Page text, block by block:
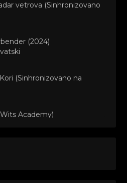
vetrova (Sinhronizovano
(2024)
(Sinhronizovano na
Academy)
(Sinhronizovano na